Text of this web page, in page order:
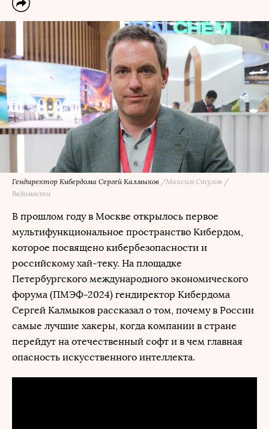
Гендиректор Кибердома Сергей Калмыков /Максим Стулов /
Ведомости
В прошлом году в Москве открылось первое
мультифункциональное пространство Кибердом,
которое посвящено кибербезопасности и
российскому хай-теку. На площадке
Петербургского международного экономического
форума (ПМЭФ-2024) гендиректор Кибердома
Сергей Калмыков рассказал о том, почему в России
самые лучшие хакеры, когда компании в стране
перейдут на отечественный софт и в чем главная
опасность искусственного интеллекта.